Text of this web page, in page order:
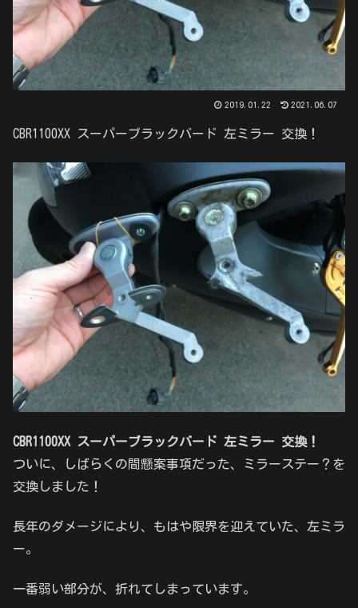
2019.01.22 2021.06.07
CBR1100XX スーパーブラックバード 左ミラー 交換！
CBR1100XX スーパーブラックバード 左ミラー 交換！
ついに、しばらくの間懸案事項だった、ミラーステー？を
交換しました！
長年のダメージにより、もはや限界を迎えていた、左ミラ
ー。
一番弱い部分が、折れてしまっています。